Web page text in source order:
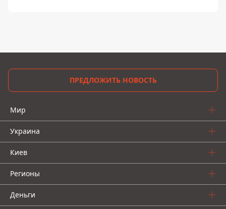
ПРЕДЛОЖИТЬ НОВОСТЬ
Мир
Украина
Киев
Регионы
Деньги